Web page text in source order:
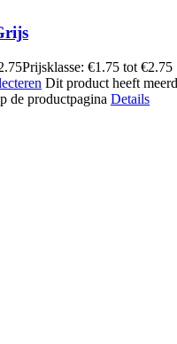
Prijsklasse: €1.75 tot €2.75
Dit product heeft
de productpagina Details